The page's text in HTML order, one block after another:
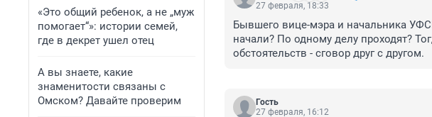
«Это общий ребенок, а не „муж
помогает“»: истории семей,
где в декрет ушел отец
А вы знаете, какие
знаменитости связаны с
Омском? Давайте проверим
27 февраля, 18:33
Бывшего вице-мэра и начальника
начали? По одному делу проходят?
обстоятельств - сговор друг с другом.
Гость
27 февраля, 16:12